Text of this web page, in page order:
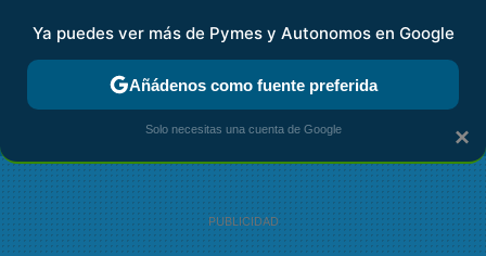
FISCALIDAD Y CONTABILIDAD KIT DIGITAL RENTA
×
Ya puedes ver más de Pymes y Autonomos en Google
Añádenos como fuente preferida
Solo necesitas una cuenta de Google